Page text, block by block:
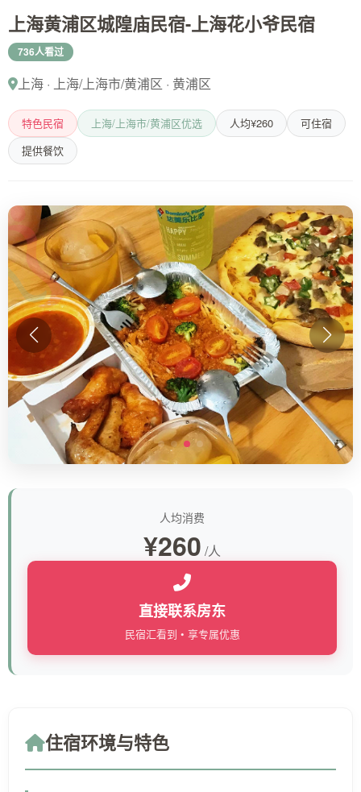
上海黄浦区城隍庙民宿-上海花小爷民宿
736人看过
上海 · 上海/上海市/黄浦区 · 黄浦区
特色民宿 上海/上海市/黄浦区优选 人均¥260
可住宿
提供餐饮
人均消费
¥260 /人
直接联系房东
民宿汇看到 • 享专属优惠
住宿环境与特色